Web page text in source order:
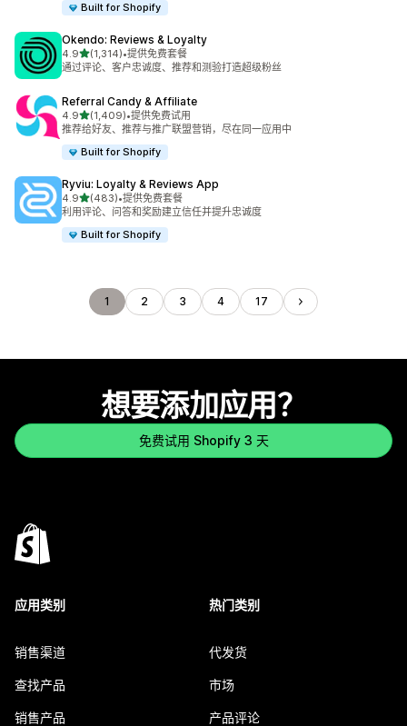
Built for Shopify
Okendo: Reviews & Loyalty
4.9星（满分 5 星）
(1,314)
总共 1314 条评论
•提供免费套餐
通过评论、客户忠诚度、推荐和测验打造超级粉丝
Referral Candy & Affiliate
4.9星（满分 5 星）
(1,409)
总共 1409 条评论
•提供免费试用
推荐给好友、推荐与推广联盟营销，尽在同一应用中
Built for Shopify
Ryviu: Loyalty & Reviews App
4.9星（满分 5 星）
(483)
总共 483 条评论
•提供免费套餐
利用评论、问答和奖励建立信任并提升忠诚度
Built for Shopify
1 2 3 4 17
想要添加应用？
免费试用 Shopify 3 天
应用类别
销售渠道
查找产品
销售产品
热门类别
代发货
市场
产品评论